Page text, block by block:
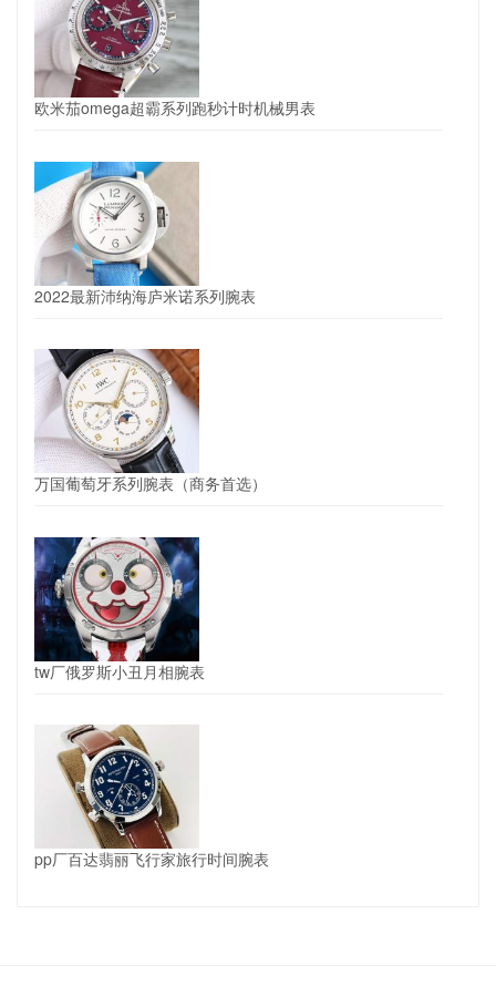
欧米茄omega超霸系列跑秒计时机械男表
2022最新沛纳海庐米诺系列腕表
万国葡萄牙系列腕表（商务首选）
tw厂俄罗斯小丑月相腕表
pp厂百达翡丽飞行家旅行时间腕表